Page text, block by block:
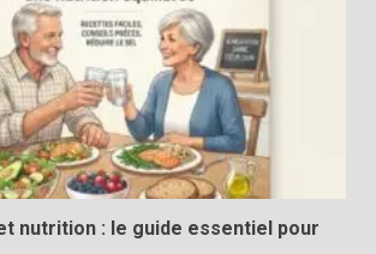
nutrition : le guide essentiel pour